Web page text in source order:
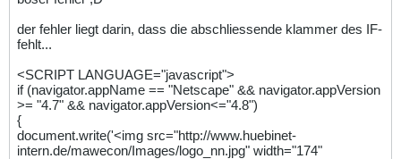
der fehler liegt darin, dass die abschliessende klammer des IF-
fehlt...
<SCRIPT LANGUAGE="javascript">
if (navigator.appName == "Netscape" && navigator.appVersion
>= "4.7" && navigator.appVersion<="4.8")
{
document.write('<img src="http://www.huebinet-
intern.de/mawecon/Images/logo_nn.jpg" width="174"